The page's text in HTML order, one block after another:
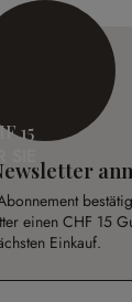
15
einen CHF 15
Einkauf.